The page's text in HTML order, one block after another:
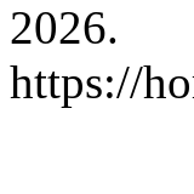
2026.
https://